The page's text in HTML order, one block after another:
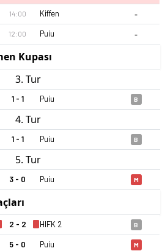
Playoffları Grup A'de 8.
14:00 Kiffen -
12:00 Puiu
-
Kupası
3. Tur
1 - 1 Puiu B
4. Tur
1 - 1 Puiu B
5. Tur
3 - 0 Puiu M
2 - 2 HIFK 2 B
5 - 0 Puiu M